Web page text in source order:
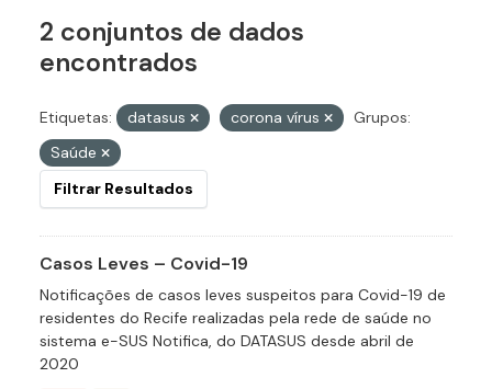
2 conjuntos de dados
encontrados
Etiquetas: datasus corona vírus
Grupos:
Saúde
Filtrar Resultados
Casos Leves – Covid-19
Notificações de casos leves suspeitos para Covid-19 de
residentes do Recife realizadas pela rede de saúde no
sistema e-SUS Notifica, do DATASUS desde abril de
2020